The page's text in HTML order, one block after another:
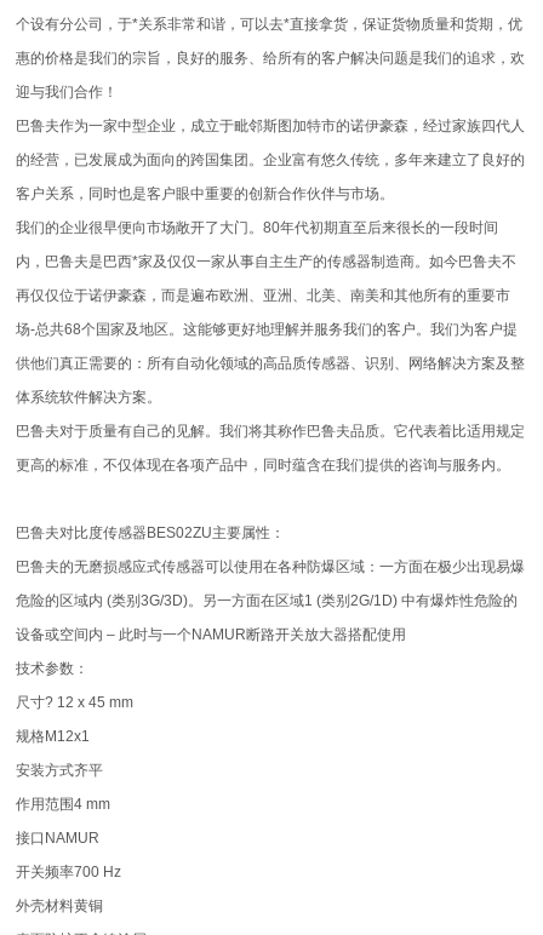
个设有分公司，于*关系非常和谐，可以去*直接拿货，保证货物质量和货期，优
惠的价格是我们的宗旨，良好的服务、给所有的客户解决问题是我们的追求，欢
迎与我们合作！
巴鲁夫作为一家中型企业，成立于毗邻斯图加特市的诺伊豪森，经过家族四代人
的经营，已发展成为面向的跨国集团。企业富有悠久传统，多年来建立了良好的
客户关系，同时也是客户眼中重要的创新合作伙伴与市场。
我们的企业很早便向市场敞开了大门。80年代初期直至后来很长的一段时间
内，巴鲁夫是巴西*家及仅仅一家从事自主生产的传感器制造商。如今巴鲁夫不
再仅仅位于诺伊豪森，而是遍布欧洲、亚洲、北美、南美和其他所有的重要市
场-总共68个国家及地区。这能够更好地理解并服务我们的客户。我们为客户提
供他们真正需要的：所有自动化领域的高品质传感器、识别、网络解决方案及整
体系统软件解决方案。
巴鲁夫对于质量有自己的见解。我们将其称作巴鲁夫品质。它代表着比适用规定
更高的标准，不仅体现在各项产品中，同时蕴含在我们提供的咨询与服务内。
巴鲁夫对比度传感器BES02ZU主要属性：
巴鲁夫的无磨损感应式传感器可以使用在各种防爆区域：一方面在极少出现易爆
危险的区域内 (类别3G/3D)。另一方面在区域1 (类别2G/1D) 中有爆炸性危险的
设备或空间内 – 此时与一个NAMUR断路开关放大器搭配使用
技术参数：
尺寸? 12 x 45 mm
规格M12x1
安装方式齐平
作用范围4 mm
接口NAMUR
开关频率700 Hz
外壳材料黄铜